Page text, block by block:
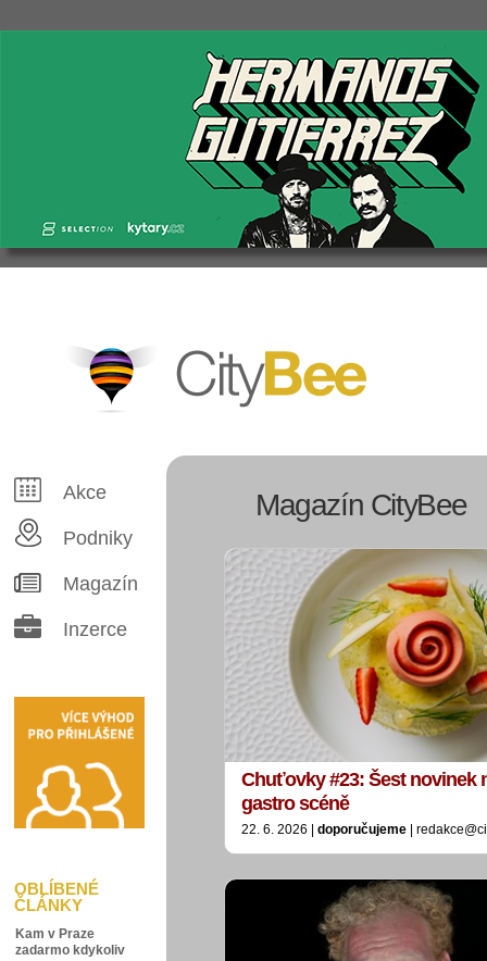
CityBee
Akce
Podniky
Magazín
Inzerce
OBLÍBENÉ
ČLÁNKY
Kam v Praze
zadarmo kdykoliv
Magazín CityBee
Chuťovky #23: Šest novinek
gastro scéně
22. 6. 2026 | doporučujeme |